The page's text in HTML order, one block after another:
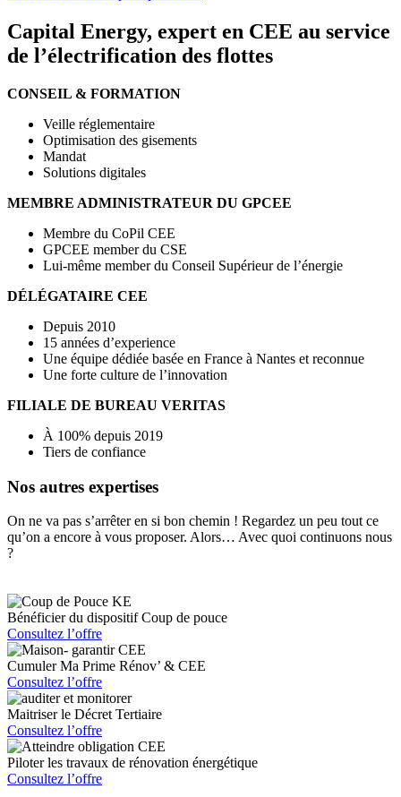
Capital Energy, expert en CEE au service
de l’électrification des flottes
CONSEIL & FORMATION
Veille réglementaire
Optimisation des gisements
Mandat
Solutions digitales
MEMBRE ADMINISTRATEUR DU GPCEE
Membre du CoPil CEE
GPCEE member du CSE
Lui-même member du Conseil Supérieur de l’énergie
DÉLÉGATAIRE CEE
Depuis 2010
15 années d’experience
Une équipe dédiée basée en France à Nantes et reconnue
Une forte culture de l’innovation
FILIALE DE BUREAU VERITAS
À 100% depuis 2019
Tiers de confiance
Nos autres expertises
On ne va pas s’arrêter en si bon chemin ! Regardez un peu tout ce
qu’on a encore à vous proposer. Alors… Avec quoi continuons nous
?
Bénéficier du dispositif Coup de pouce
Consultez l’offre
Cumuler Ma Prime Rénov’ & CEE
Consultez l’offre
Maitriser le Décret Tertiaire
Consultez l’offre
Piloter les travaux de rénovation énergétique
Consultez l’offre